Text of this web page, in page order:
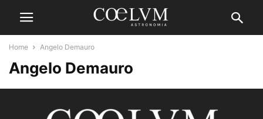
Home Angelo Demauro
Angelo Demauro